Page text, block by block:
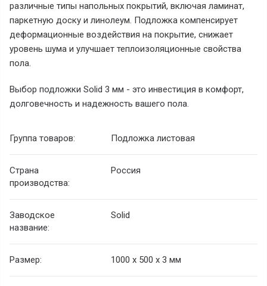
различные типы напольных покрытий, включая ламинат,
паркетную доску и линолеум. Подложка компенсирует
деформационные воздействия на покрытие, снижает
уровень шума и улучшает теплоизоляционные свойства
пола.
Выбор подложки Solid 3 мм - это инвестиция в комфорт,
долговечность и надежность вашего пола.
Группа товаров: Подложка листовая
Страна
производства:
Россия
Заводское
название:
Solid
Размер: 1000 х 500 х 3 мм